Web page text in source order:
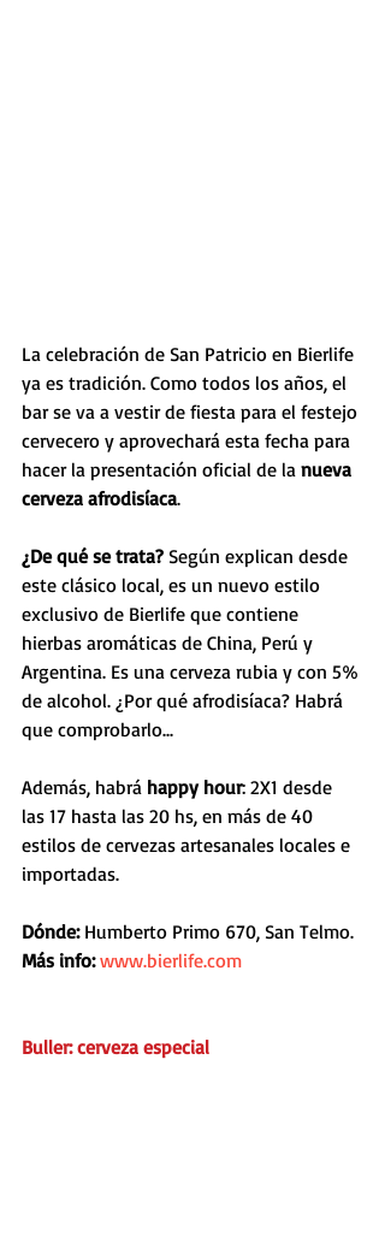
La celebración de San Patricio en Bierlife
ya es tradición. Como todos los años, el
bar se va a vestir de fiesta para el festejo
cervecero y aprovechará esta fecha para
hacer la presentación oficial de la nueva
cerveza afrodisíaca.
¿De qué se trata? Según explican desde
este clásico local, es un nuevo estilo
exclusivo de Bierlife que contiene
hierbas aromáticas de China, Perú y
Argentina. Es una cerveza rubia y con 5%
de alcohol. ¿Por qué afrodisíaca? Habrá
que comprobarlo...
Además, habrá happy hour: 2X1 desde
las 17 hasta las 20 hs, en más de 40
estilos de cervezas artesanales locales e
importadas.
Dónde: Humberto Primo 670, San Telmo.
Más info: www.bierlife.com
Buller: cerveza especial